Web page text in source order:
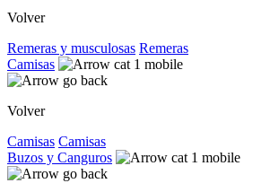
Volver
Remeras y musculosas Remeras
Camisas
Volver
Camisas Camisas
Buzos y Canguros